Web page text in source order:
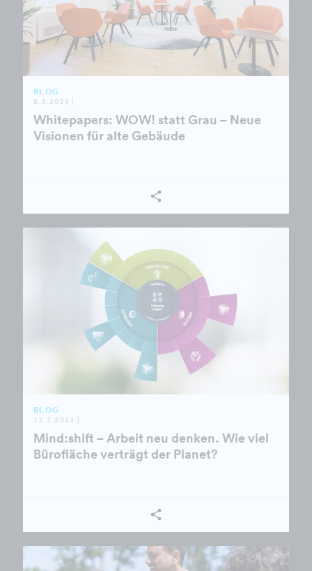
BLOG
8.5.2025 |
Whitepapers: WOW! statt Grau – Neue
Visionen für alte Gebäude
BLOG
13.3.2024 |
Mind:shift – Arbeit neu denken. Wie viel
Bürofläche verträgt der Planet?